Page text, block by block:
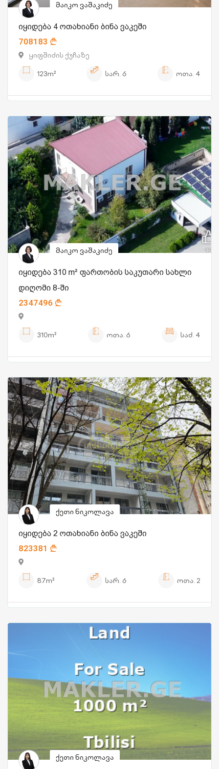
მაიკო ვაშაკიძე
იყიდება 4 ოთახიანი ბინა ვაკეში
708183
ყიფშიძის ქუჩაზე
123m²
სარ. 6 ოთა. 4
მაიკო ვაშაკიძე
იყიდება 310 m² ფართობის საკუთარი სახლი
დიღომი 8-ში
2347496
310m² ოთა. 6 საძ. 4
ქეთი ნიკოლავა
იყიდება 2 ოთახიანი ბინა ვაკეში
823381
87m² სარ. 6 ოთა. 2
ქეთი ნიკოლავა